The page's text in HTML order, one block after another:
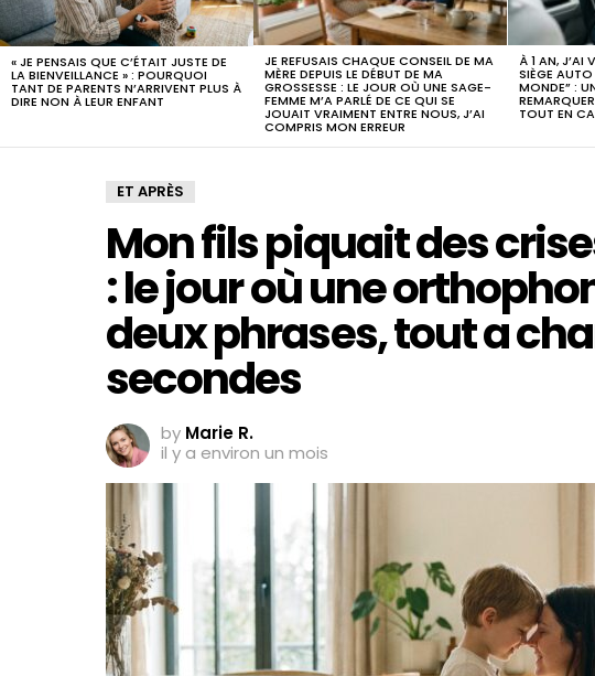
« JE PENSAIS QUE C’ÉTAIT JUSTE DE
LA BIENVEILLANCE » : POURQUOI
TANT DE PARENTS N’ARRIVENT PLUS À
DIRE NON À LEUR ENFANT
JE REFUSAIS CHAQUE CONSEIL DE MA
MÈRE DEPUIS LE DÉBUT DE MA
GROSSESSE : LE JOUR OÙ UNE SAGE-
FEMME M’A PARLÉ DE CE QUI SE
JOUAIT VRAIMENT ENTRE NOUS, J’AI
COMPRIS MON ERREUR
À 1 AN, J’AI
SIÈGE
MONDE” :
TOUT EN
ET APRÈS
Mon fils piquait des
: le jour où une
deux phrases, tout a
secondes
by Marie R.
il y a environ un mois